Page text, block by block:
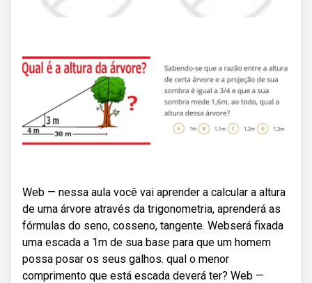
Web — nessa aula você vai aprender a calcular a altura
de uma árvore através da trigonometria, aprenderá as
fórmulas do seno, cosseno, tangente. Webserá fixada
uma escada a 1m de sua base para que um homem
possa posar os seus galhos. qual o menor
comprimento que está escada deverá ter? Web —